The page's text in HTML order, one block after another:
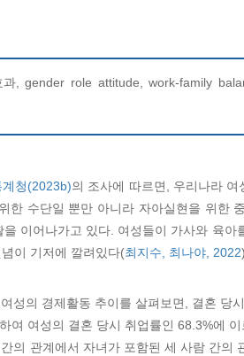
, gender role attitude, work-family
계청(2023b)의 조사에 따르면, 우리나라
수단일 뿐만 아니라 자아실현을 위한
이어나가고 있다. 여성들이 가사와 육
이 기저에 깔려있다(최지수, 최나야, 2022
의 경제활동 추이를 살펴보면, 결혼 당
여성의 결혼 당시 취업률인 68.3%에
의 관계에서 자녀가 포함된 세 사람 간의